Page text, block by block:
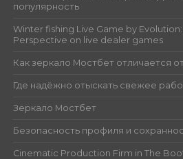
популярность
Winter fishing Live Game by
Perspective on live dealer games
Как зеркало Мостбет отличается
Где надёжно отыскать свежее
Зеркало Мостбет
Безопасность профиля и
Cinematic Production Firm in The